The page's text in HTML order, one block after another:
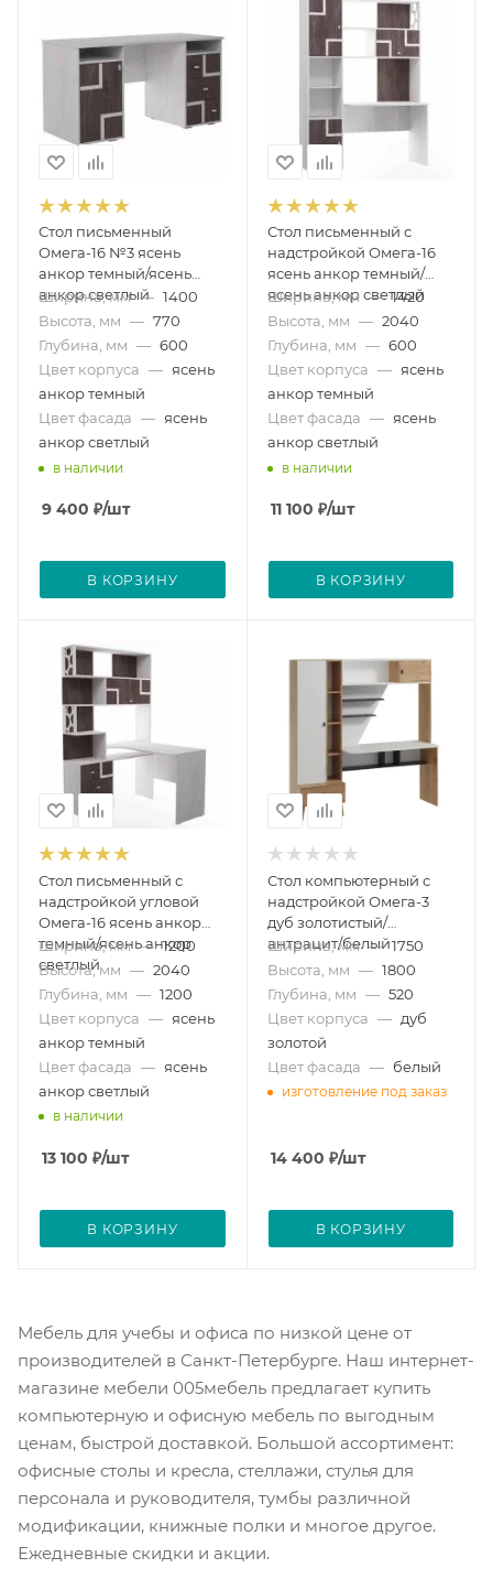
Стол письменный
Омега-16 №3 ясень
анкор темный/ясень
анкор светлый
Ширина, мм — 1400
Высота, мм — 770
Глубина, мм — 600
Цвет корпуса — ясень
анкор темный
Цвет фасада — ясень
анкор светлый
в наличии
9 400 ₽/шт
В КОРЗИНУ
Стол письменный с
надстройкой Омега-16
ясень анкор темный/
ясень анкор светлый
Ширина, мм — 1420
Высота, мм — 2040
Глубина, мм — 600
Цвет корпуса — ясень
анкор темный
Цвет фасада — ясень
анкор светлый
в наличии
11 100 ₽/шт
В КОРЗИНУ
Стол письменный с
надстройкой угловой
Омега-16 ясень анкор
темный/ясень анкор
светлый
Ширина, мм — 1200
Высота, мм — 2040
Глубина, мм — 1200
Цвет корпуса — ясень
анкор темный
Цвет фасада — ясень
анкор светлый
в наличии
13 100 ₽/шт
В КОРЗИНУ
Стол компьютерный с
надстройкой Омега-3
дуб золотистый/
антрацит/белый
Ширина, мм — 1750
Высота, мм — 1800
Глубина, мм — 520
Цвет корпуса — дуб
золотой
Цвет фасада — белый
изготовление под заказ
14 400 ₽/шт
В КОРЗИНУ
Мебель для учебы и офиса по низкой цене от
производителей в Санкт-Петербурге. Наш интернет-
магазине мебели 005мебель предлагает купить
компьютерную и офисную мебель по выгодным
ценам, быстрой доставкой. Большой ассортимент:
офисные столы и кресла, стеллажи, стулья для
персонала и руководителя, тумбы различной
модификации, книжные полки и многое другое.
Ежедневные скидки и акции.